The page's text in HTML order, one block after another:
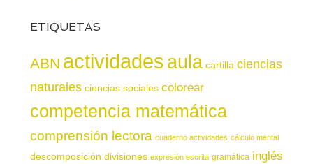
ETIQUETAS
ABN actividadesaula cartilla ciencias
naturales ciencias sociales colorear
competencia matemática
comprensión lectora cuaderno actividades cálculo mental
descomposición divisiones expresión escrita gramática inglés